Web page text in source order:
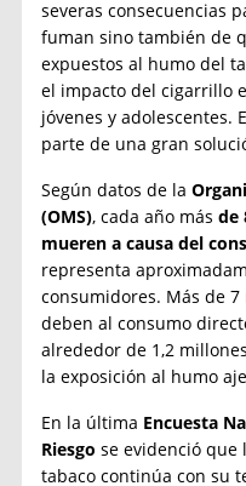
severas consecuencias
fuman sino también de
expuestos al humo del
el impacto del cigarrillo
jóvenes y adolescentes.
parte de una gran
Según datos de la
(OMS), cada año másde
mueren a causa del
representa
consumidores. Más de
deben al consumo
alrededor de 1,2
la exposición al humo
En la última Encuesta
Riesgose evidenció que
tabaco continúa con su